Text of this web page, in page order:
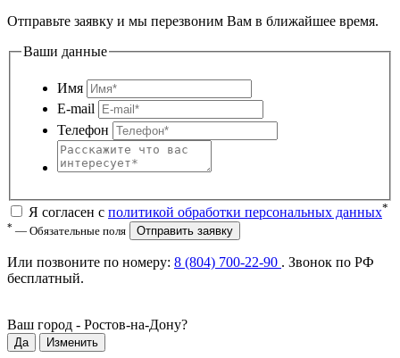
Отправьте заявку и мы перезвоним Вам в ближайшее время.
Ваши данные
Имя
E-mail
Телефон
Я согласен с политикой обработки персональных данных*
* — Обязательные поля Отправить заявку
Или позвоните по номеру: 8 (804) 700-22-90 . Звонок по РФ
бесплатный.
Ваш город - Ростов-на-Дону?
Да Изменить